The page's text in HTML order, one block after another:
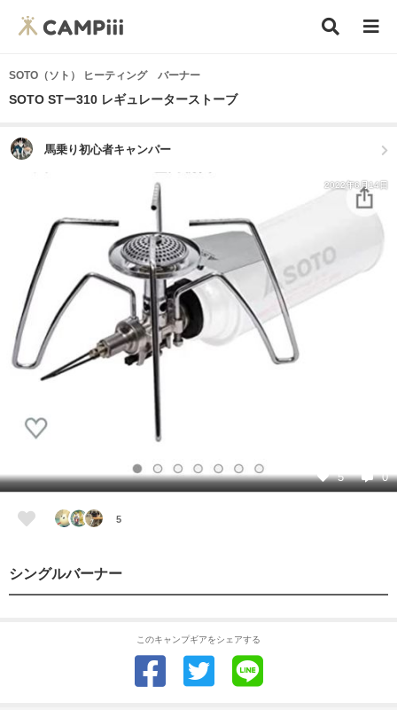
SOTO（ソト） ヒーティング バーナー
SOTO STー310 レギュレーターストーブ
馬乗り初心者キャンパー
2022年6月14日
5 0
5
シングルバーナー
このキャンプギアをシェアする